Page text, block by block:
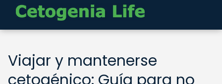
Viajar y mantenerse